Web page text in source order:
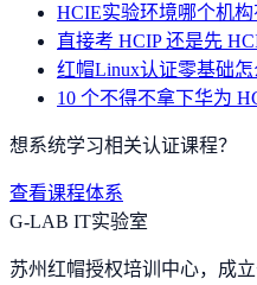
HCIE实验环境哪个机构
直接考 HCIP 还是先
红帽Linux认证零基础
10 个不得不拿下华为
想系统学习相关认证课程？
查看课程体系
G-LAB IT实验室
苏州红帽授权培训中心，成